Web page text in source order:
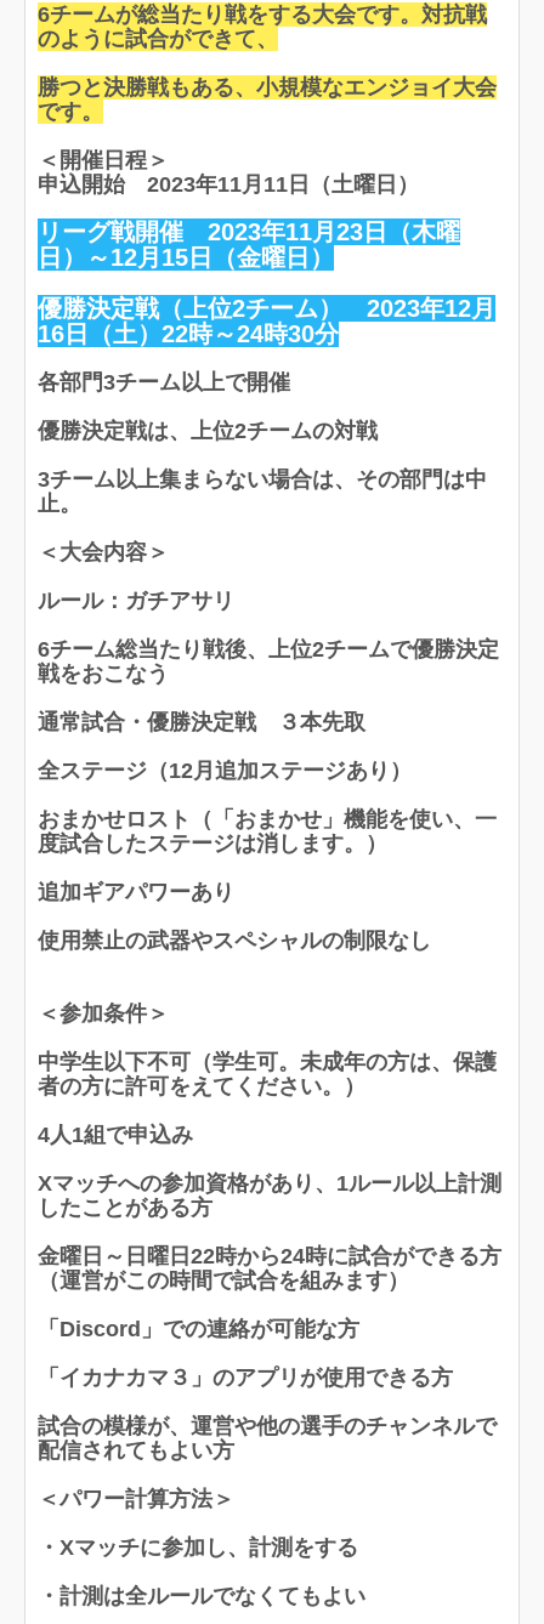
6チームが総当たり戦をする大会です。対抗戦
のように試合ができて、
勝つと決勝戦もある、小規模なエンジョイ大会
です。
＜開催日程＞
申込開始 2023年11月11日（土曜日）
リーグ戦開催 2023年11月23日（木曜
日）～12月15日（金曜日）
優勝決定戦（上位2チーム） 2023年12月
16日（土）22時～24時30分
各部門3チーム以上で開催
優勝決定戦は、上位2チームの対戦
3チーム以上集まらない場合は、その部門は中
止。
＜大会内容＞
ルール：ガチアサリ
6チーム総当たり戦後、上位2チームで優勝決定
戦をおこなう
通常試合・優勝決定戦 ３本先取
全ステージ（12月追加ステージあり）
おまかせロスト（「おまかせ」機能を使い、一
度試合したステージは消します。）
追加ギアパワーあり
使用禁止の武器やスペシャルの制限なし
＜参加条件＞
中学生以下不可（学生可。未成年の方は、保護
者の方に許可をえてください。）
4人1組で申込み
Xマッチへの参加資格があり、1ルール以上計測
したことがある方
金曜日～日曜日22時から24時に試合ができる方
（運営がこの時間で試合を組みます）
「Discord」での連絡が可能な方
「イカナカマ３」のアプリが使用できる方
試合の模様が、運営や他の選手のチャンネルで
配信されてもよい方
＜パワー計算方法＞
・Xマッチに参加し、計測をする
・計測は全ルールでなくてもよい